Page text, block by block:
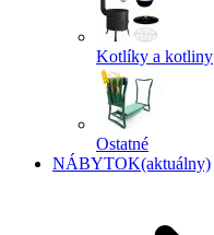
Kotlíky a kotliny
Ostatné
NÁBYTOK(aktuálny)